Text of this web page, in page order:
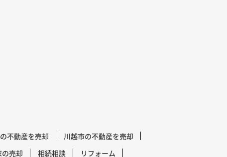
不動産を売却
川越市の不動産を売却
売却 相続相談 リフォーム